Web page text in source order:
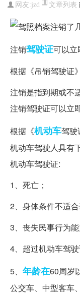
网友:jzd 文章列表
注销驾驶证可以立
根据《吊销驾驶证
注销是指到期或不
注销驾驶证可以立
根据《机动车驾驶
机动车驾驶人具有
机动车驾驶证:
1、死亡；
2、身体条件不适合
3、丧失民事行为
4、超过机动车驾
5、 年龄在60周岁
公交车、中型客车